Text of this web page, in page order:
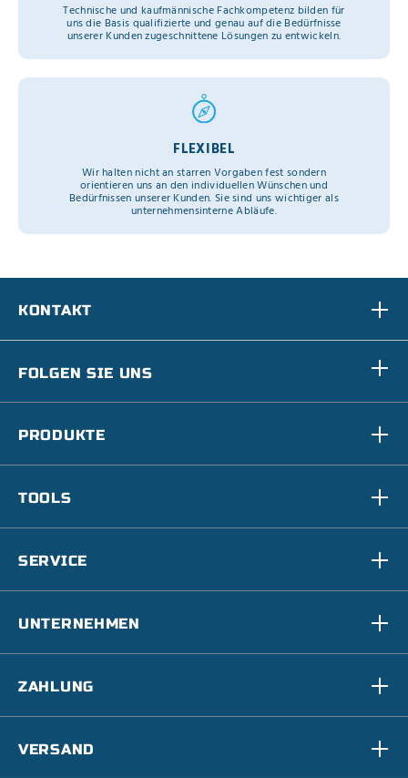
Technische und kaufmännische Fachkompetenz bilden für
uns die Basis qualifizierte und genau auf die Bedürfnisse
unserer Kunden zugeschnittene Lösungen zu entwickeln.
FLEXIBEL
Wir halten nicht an starren Vorgaben fest sondern
orientieren uns an den individuellen Wünschen und
Bedürfnissen unserer Kunden. Sie sind uns wichtiger als
unternehmensinterne Abläufe.
KONTAKT
FOLGEN SIE UNS
PRODUKTE
TOOLS
SERVICE
UNTERNEHMEN
ZAHLUNG
VERSAND